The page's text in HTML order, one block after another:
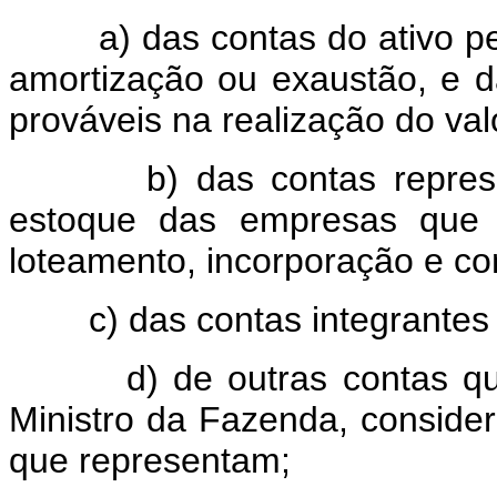
a) das contas do ativo
amortização ou exaustão, e
prováveis na realização do
b) das contas
estoque das empresas
loteamento, incorporação e
c) das contas integrantes
d) de outras contas que
Ministro da Fazenda,
que representam;